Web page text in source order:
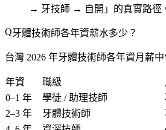
→ 牙技師 → 自開」的真實路徑
牙體技術師各年資薪水多少？
台灣 2026 年牙體技術師各年資月薪中
年資 職級
0–1 年
學徒 / 助理技師
2–3 年
牙體技術師